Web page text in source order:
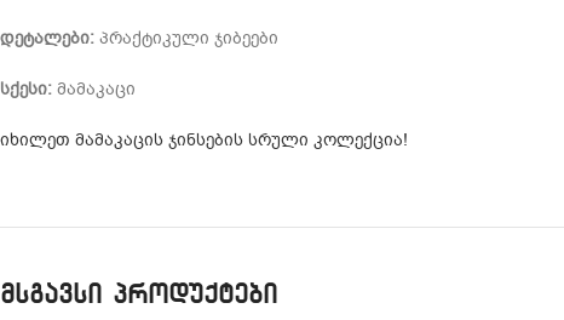
დეტალები: პრაქტიკული ჯიბეები
სქესი: მამაკაცი
იხილეთ მამაკაცის ჯინსების სრული კოლექცია!
მსგავსი პროდუქტები